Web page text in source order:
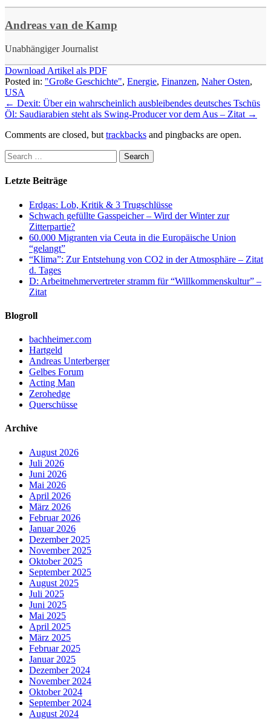
Andreas van de Kamp
Unabhängiger Journalist
Download Artikel als PDF
Posted in: "Große Geschichte", Energie, Finanzen, Naher Osten,
USA
← Dexit: Über ein wahrscheinlich ausbleibendes deutsches Tschüs
Öl: Saudiarabien steht als Swing-Producer vor dem Aus – Zitat →
Comments are closed, but trackbacks and pingbacks are open.
Letzte Beiträge
Erdgas: Lob, Kritik & 3 Trugschlüsse
Schwach gefüllte Gasspeicher – Wird der Winter zur
Zitterpartie?
60.000 Migranten via Ceuta in die Europäische Union
“gelangt”
“Klima”: Zur Entstehung von CO2 in der Atmosphäre – Zitat
d. Tages
D: Arbeitnehmervertreter stramm für “Willkommenskultur” –
Zitat
Blogroll
bachheimer.com
Hartgeld
Andreas Unterberger
Gelbes Forum
Acting Man
Zerohedge
Querschüsse
Archive
August 2026
Juli 2026
Juni 2026
Mai 2026
April 2026
März 2026
Februar 2026
Januar 2026
Dezember 2025
November 2025
Oktober 2025
September 2025
August 2025
Juli 2025
Juni 2025
Mai 2025
April 2025
März 2025
Februar 2025
Januar 2025
Dezember 2024
November 2024
Oktober 2024
September 2024
August 2024